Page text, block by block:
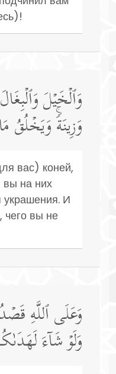
وَٱلۡخَیۡلَ
وَزِینَةࣰۚ وَیَخۡلُقُ
вас) коней,
вы на них
украшения. И
вы не
وَعَلَى ٱللَّهِ
وَلَوۡ شَاۤءَ